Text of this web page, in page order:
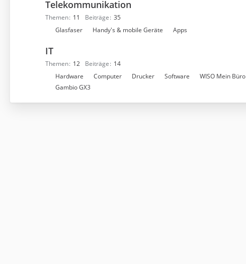
Telekommunikation
Themen 11 Beiträge 35
t
e
Glasfaser Handy's & mobile Geräte Apps
IT
Themen 12 Beiträge 14
Hardware Computer Drucker Software WISO Mein Büro
Gambio GX3